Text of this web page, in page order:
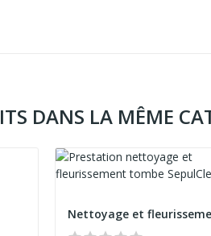
DANS LA MÊME